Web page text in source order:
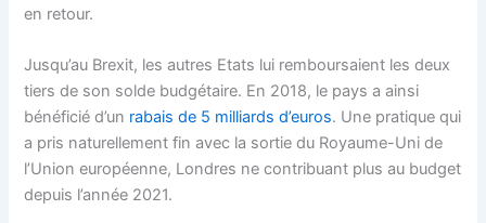
en retour.
Jusqu’au Brexit, les autres Etats lui remboursaient les deux
tiers de son solde budgétaire. En 2018, le pays a ainsi
bénéficié d’un rabais de 5 milliards d’euros. Une pratique qui
a pris naturellement fin avec la sortie du Royaume-Uni de
l’Union européenne, Londres ne contribuant plus au budget
depuis l’année 2021.